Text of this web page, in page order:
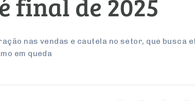
nas vendas e cautela no setor, que busca
em queda